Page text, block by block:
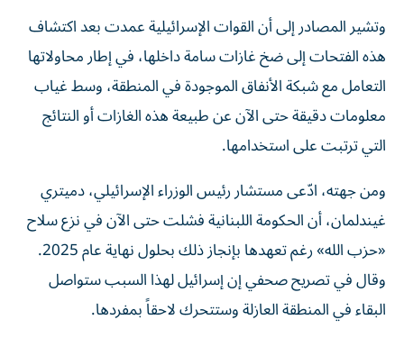
وتشير المصادر إلى أن القوات الإسرائيلية عمدت بعد اكتشاف
هذه الفتحات إلى ضخ غازات سامة داخلها، في إطار محاولاتها
التعامل مع شبكة الأنفاق الموجودة في المنطقة، وسط غياب
معلومات دقيقة حتى الآن عن طبيعة هذه الغازات أو النتائج
التي ترتبت على استخدامها.
ومن جهته، ادّعى مستشار رئيس الوزراء الإسرائيلي، دميتري
غيندلمان، أن الحكومة اللبنانية فشلت حتى الآن في نزع سلاح
«حزب الله» رغم تعهدها بإنجاز ذلك بحلول نهاية عام 2025.
وقال في تصريح صحفي إن إسرائيل لهذا السبب ستواصل
البقاء في المنطقة العازلة وستتحرك لاحقاً بمفردها.